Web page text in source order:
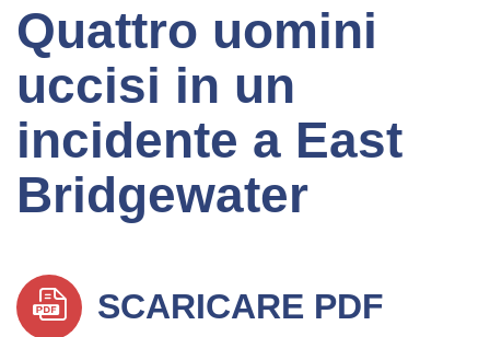
Quattro uomini
uccisi in un
incidente a East
Bridgewater
SCARICARE PDF